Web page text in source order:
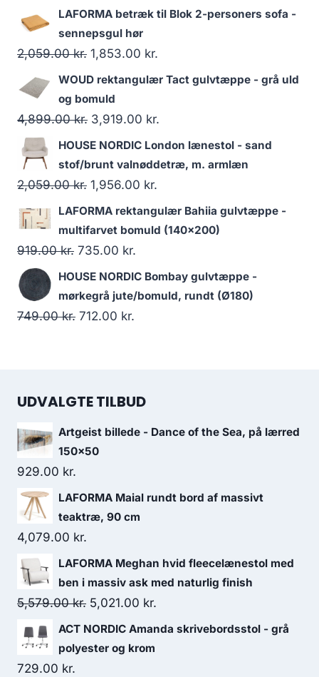
LAFORMA betræk til Blok 2-personers sofa -
sennepsgul hør
2,059.00kr. 1,853.00 kr.
WOUD rektangulær Tact gulvtæppe - grå uld
og bomuld
4,899.00kr. 3,919.00 kr.
HOUSE NORDIC London lænestol - sand
stof/brunt valnøddetræ, m. armlæn
2,059.00kr. 1,956.00 kr.
LAFORMA rektangulær Bahiia gulvtæppe -
multifarvet bomuld (140x200)
919.00kr. 735.00 kr.
HOUSE NORDIC Bombay gulvtæppe -
mørkegrå jute/bomuld, rundt (Ø180)
749.00kr. 712.00 kr.
UDVALGTE TILBUD
Artgeist billede - Dance of the Sea, på lærred
150x50
929.00 kr.
LAFORMA Maial rundt bord af massivt
teaktræ, 90 cm
4,079.00 kr.
LAFORMA Meghan hvid fleecelænestol med
ben i massiv ask med naturlig finish
5,579.00kr. 5,021.00 kr.
ACT NORDIC Amanda skrivebordsstol - grå
polyester og krom
729.00 kr.